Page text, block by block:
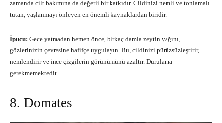
zamanda cilt bakımına da değerli bir katkıdır. Cildinizi nemli ve tonlamalı
tutan, yaşlanmayı önleyen en önemli kaynaklardan biridir.
İpucu: Gece yatmadan hemen önce, birkaç damla zeytin yağını,
gözlerinizin çevresine hafifçe uygulayın. Bu, cildinizi pürüzsüzleştirir,
nemlendirir ve ince çizgilerin görünümünü azaltır. Durulama
gerekmemektedir.
8. Domates